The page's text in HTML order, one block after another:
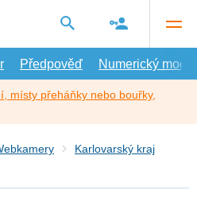
Předpověď Numerický model
místy přeháňky nebo bouřky,
Karlovarský kraj